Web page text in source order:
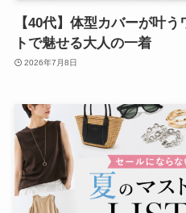
【40代】体型カバーが叶
トで魅せる大人の一着
2026年7月8日